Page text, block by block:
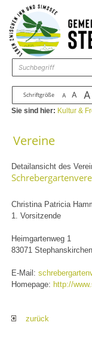
Zum Inhalt ,zur Navigation
Schriftgröße A A A
Sie sind hier: Kultur &
Vereine
Detailansicht des
Christina Patricia
1. Vorsitzende
Heimgartenweg 1
83071 Stephanskirchen
E-Mail:
Homepage: http://
zurück